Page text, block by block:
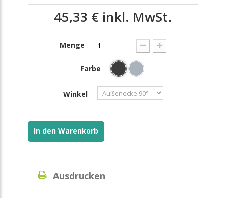
45,33 € inkl. MwSt.
Menge
Farbe
Winkel
In den Warenkorb
Ausdrucken